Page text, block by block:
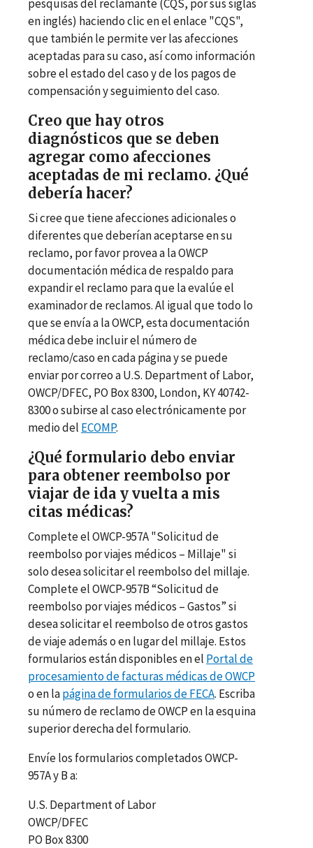
pesquisas del reclamante (CQS, por sus siglas
en inglés) haciendo clic en el enlace "CQS",
que también le permite ver las afecciones
aceptadas para su caso, así como información
sobre el estado del caso y de los pagos de
compensación y seguimiento del caso.
Creo que hay otros
diagnósticos que se deben
agregar como afecciones
aceptadas de mi reclamo. ¿Qué
debería hacer?
Si cree que tiene afecciones adicionales o
diferentes que deberían aceptarse en su
reclamo, por favor provea a la OWCP
documentación médica de respaldo para
expandir el reclamo para que la evalúe el
examinador de reclamos. Al igual que todo lo
que se envía a la OWCP, esta documentación
médica debe incluir el número de
reclamo/caso en cada página y se puede
enviar por correo a U.S. Department of Labor,
OWCP/DFEC, PO Box 8300, London, KY 40742-
8300 o subirse al caso electrónicamente por
medio del ECOMP.
¿Qué formulario debo enviar
para obtener reembolso por
viajar de ida y vuelta a mis
citas médicas?
Complete el OWCP-957A "Solicitud de
reembolso por viajes médicos – Millaje" si
solo desea solicitar el reembolso del millaje.
Complete el OWCP-957B “Solicitud de
reembolso por viajes médicos – Gastos” si
desea solicitar el reembolso de otros gastos
de viaje además o en lugar del millaje. Estos
formularios están disponibles en el Portal de
procesamiento de facturas médicas de OWCP
o en lapágina de formularios de FECA. Escriba
su número de reclamo de OWCP en la esquina
superior derecha del formulario.
Envíe los formularios completados OWCP-
957A y B a:
U.S. Department of Labor
OWCP/DFEC
PO Box 8300